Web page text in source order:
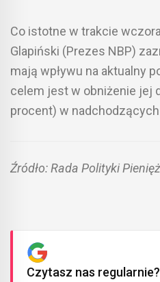
Co istotne w trakcie
Glapiński (Prezes NBP)
mają wpływu na aktualny
celem jest w obniżenie jej
procent) w nadchodzących
Źródło: Rada Polityki
Czytasz nas